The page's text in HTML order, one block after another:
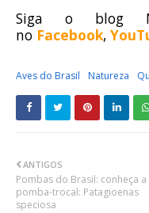
Siga o blog
no Facebook,
Aves do Brasil Natureza
ANTIGOS
Pombas do Brasil: conheça a
pomba-trocal: Patagioenas
speciosa